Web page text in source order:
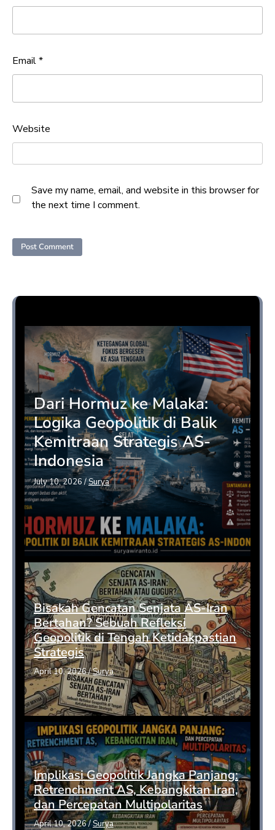
Email*
Website
Save my name, email, and website in this browser for
the next time I comment.
Dari Hormuz ke Malaka:
Logika Geopolitik di Balik
Kemitraan Strategis AS-
Indonesia
July 10, 2026/Surya
Bisakah Gencatan Senjata AS-Iran
Bertahan? Sebuah Refleksi
Geopolitik di Tengah Ketidakpastian
Strategis
April 10, 2026/Surya
Implikasi Geopolitik Jangka Panjang:
Retrenchment AS, Kebangkitan Iran,
dan Percepatan Multipolaritas
April 10, 2026/Surya